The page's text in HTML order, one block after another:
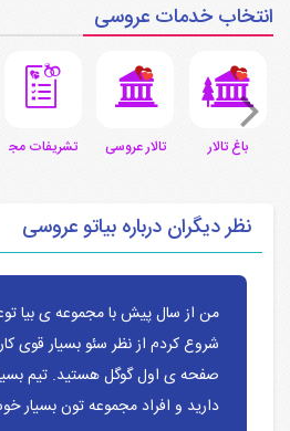
انتخاب خدمات عروسی
باغ تالار تالار عروسی تشریفات
نظر دیگران درباره بیاتو عروسی
من از سال پیش با مجموعه ی بیا
شروع کردم از نظر سئو بسیار قوی
صفحه ی اول گوگل هستید. تیم
دارید و افراد مجموعه تون بسیار